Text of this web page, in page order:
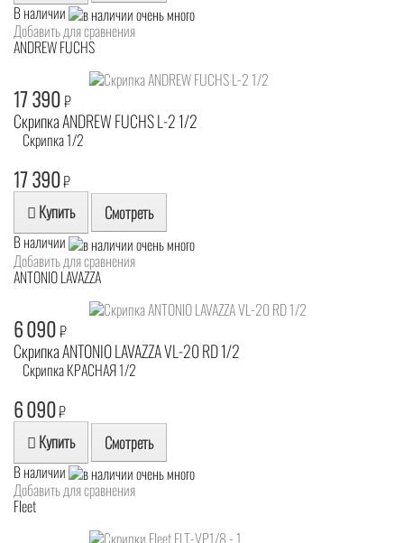
В наличии
Добавить для сравнения
ANDREW FUCHS
17 390₽
Скрипка ANDREW FUCHS L-2 1/2
Скрипка 1/2
17 390₽
Купить Смотреть
В наличии
Добавить для сравнения
ANTONIO LAVAZZA
6 090₽
Скрипка ANTONIO LAVAZZA VL-20 RD 1/2
Скрипка КРАСНАЯ 1/2
6 090₽
Купить Смотреть
В наличии
Добавить для сравнения
Fleet